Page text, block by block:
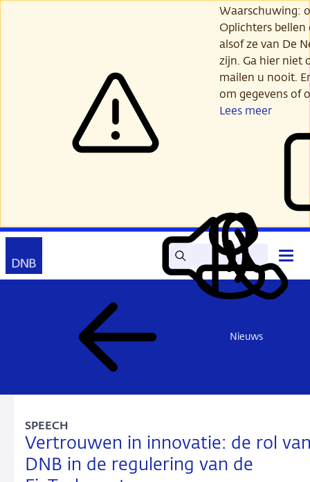
Waarschuwing:
Oplichters
alsof ze van De
zijn. Ga hier niet
mailen u nooit.
om gegevens of
Lees meer
Zoek Lees
voor
Mijn
DNB
Contact
Nieuws
Vertrouwen in innovatie: de rol
DNB in de regulering van de
SPEECH